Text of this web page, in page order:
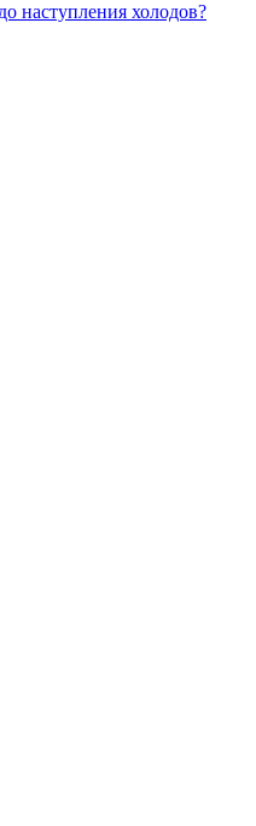
наступления холодов?